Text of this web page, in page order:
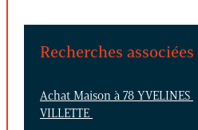
Recherches associées
Achat Maison à 78 YVELINES
VILLETTE